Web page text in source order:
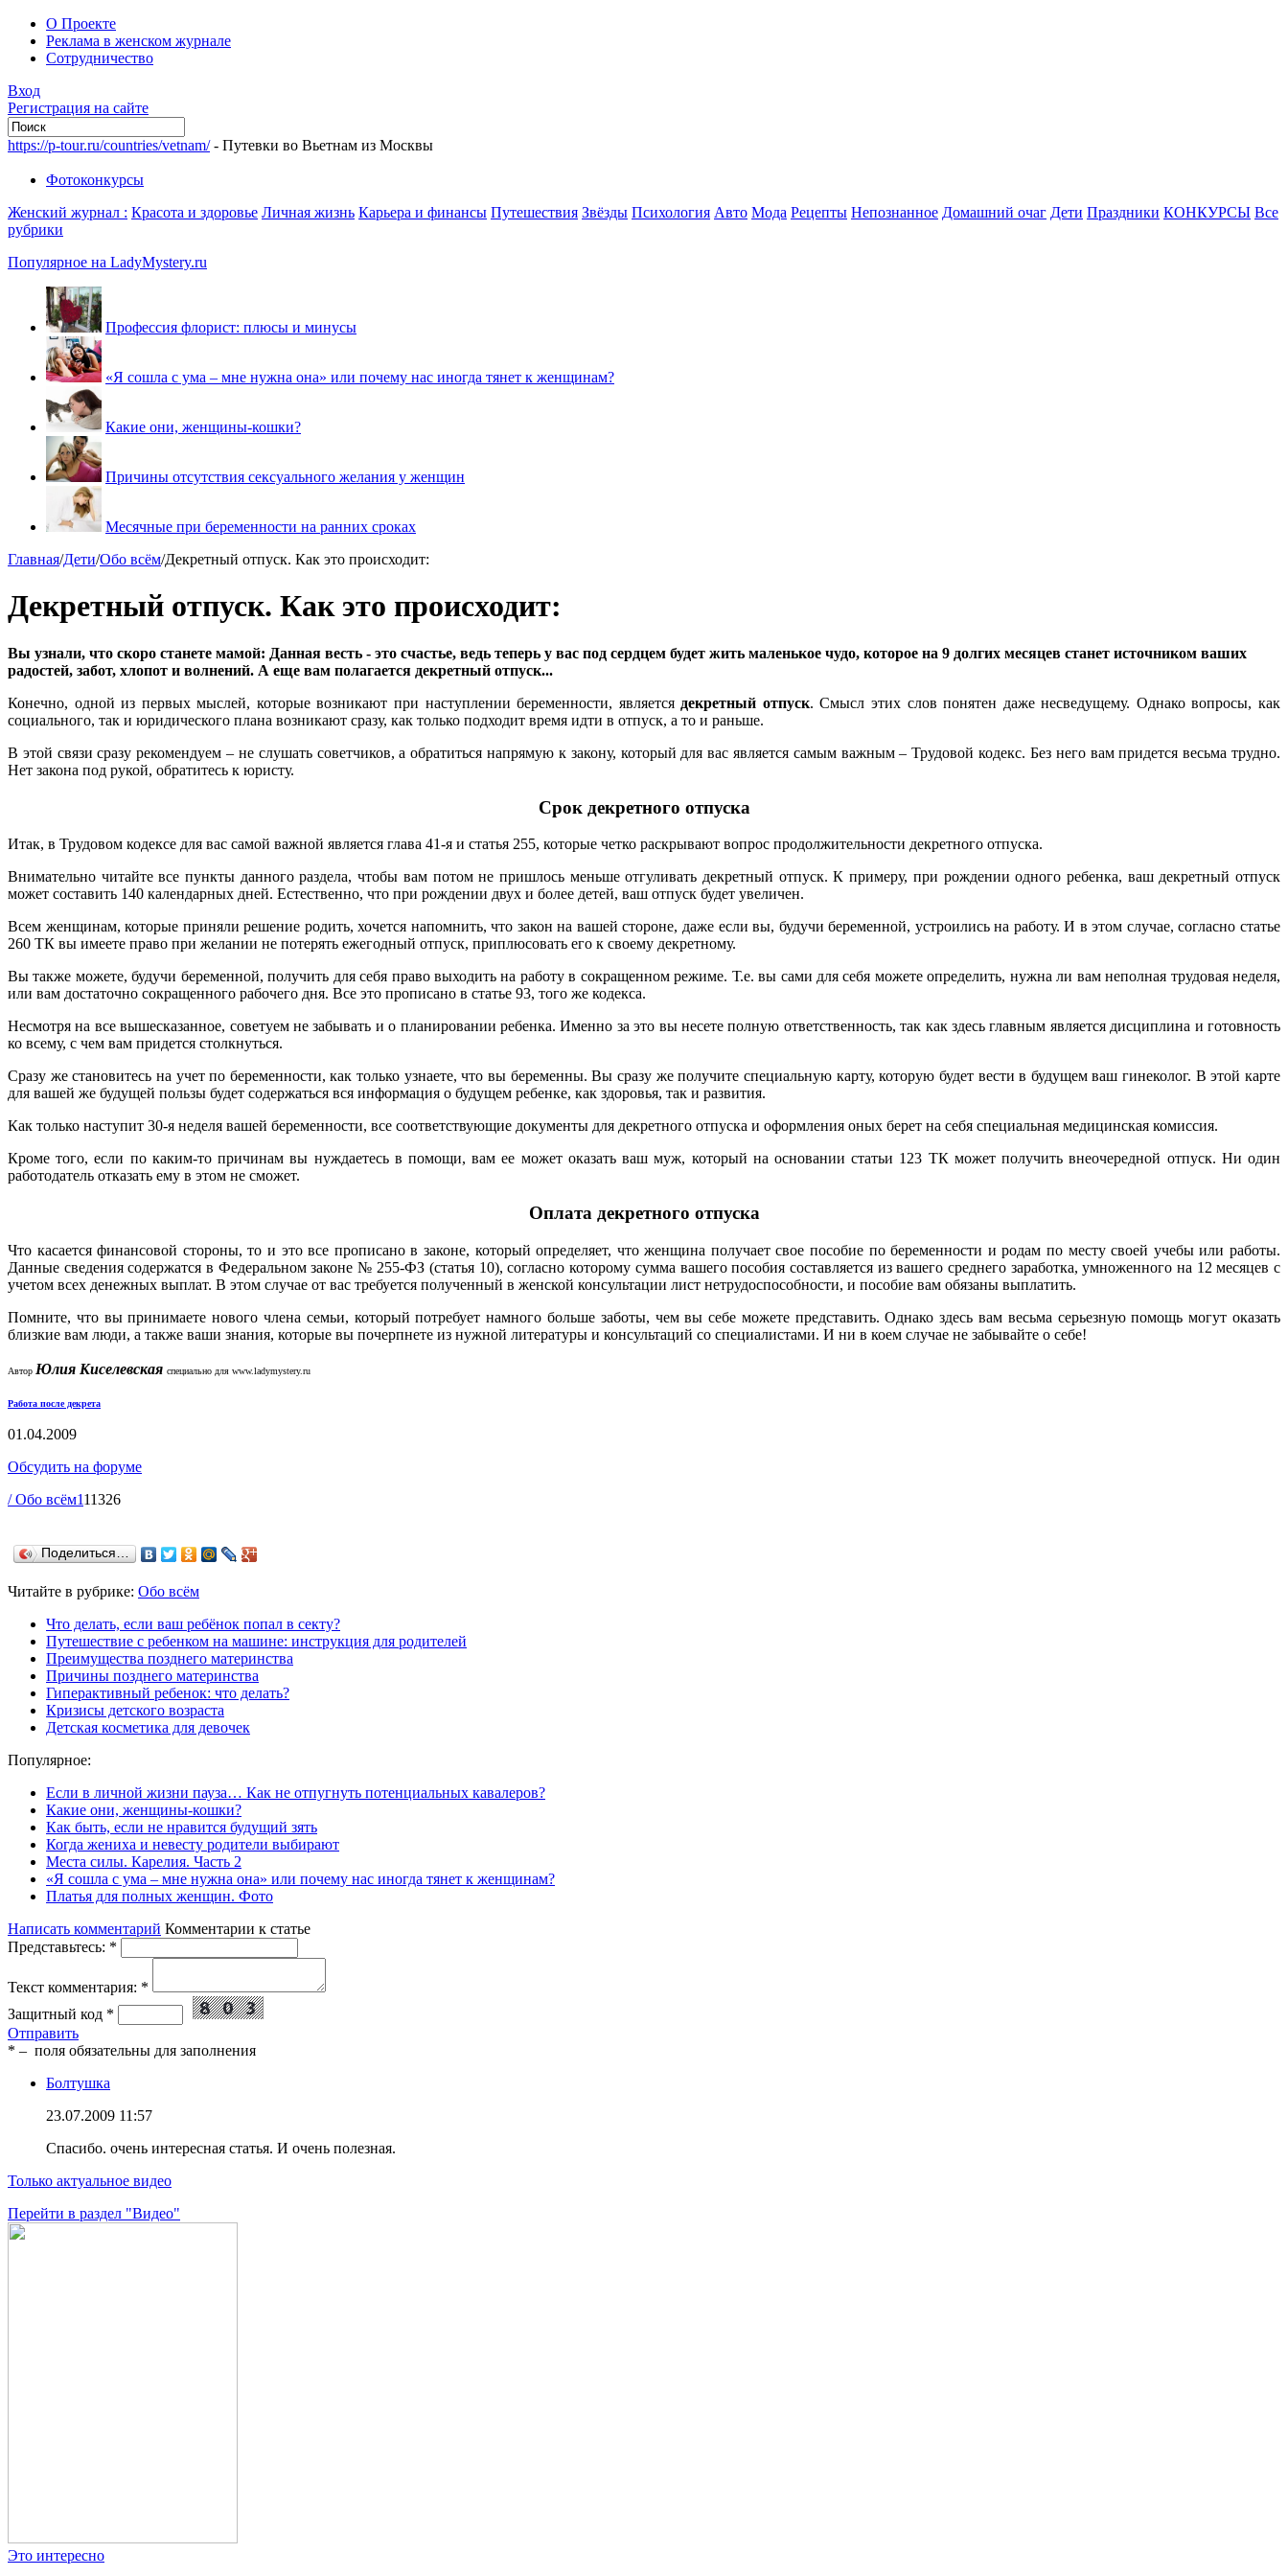
О Проекте
Реклама в женском журнале
Сотрудничество
Вход
Регистрация на сайте
https://p-tour.ru/countries/vetnam/- Путевки во Вьетнам из Москвы
Фотоконкурсы
Женский журнал : Красота и здоровье Личная жизнь Карьера и финансы Путешествия Звёзды Психология Авто Мода Рецепты Непознанное Домашний очаг Дети Праздники КОНКУРСЫ Все
рубрики
Популярное на LadyMystery.ru
Профессия флорист: плюсы и минусы
«Я сошла с ума – мне нужна она» или почему нас иногда тянет к женщинам?
Какие они, женщины-кошки?
Причины отсутствия сексуального желания у женщин
Месячные при беременности на ранних сроках
Главная/Дети/Обо всём/Декретный отпуск. Как это происходит:
Декретный отпуск. Как это происходит:
Вы узнали, что скоро станете мамой: Данная весть - это счастье, ведь теперь у вас под сердцем будет жить маленькое чудо, которое на 9 долгих месяцев станет источником ваших
радостей, забот, хлопот и волнений. А еще вам полагается декретный отпуск...
Конечно, одной из первых мыслей, которые возникают при наступлении беременности, является декретный отпуск. Смысл этих слов понятен даже несведущему. Однако вопросы, как
социального, так и юридического плана возникают сразу, как только подходит время идти в отпуск, а то и раньше.
В этой связи сразу рекомендуем – не слушать советчиков, а обратиться напрямую к закону, который для вас является самым важным – Трудовой кодекс. Без него вам придется весьма трудно.
Нет закона под рукой, обратитесь к юристу.
Срок декретного отпуска
Итак, в Трудовом кодексе для вас самой важной является глава 41-я и статья 255, которые четко раскрывают вопрос продолжительности декретного отпуска.
Внимательно читайте все пункты данного раздела, чтобы вам потом не пришлось меньше отгуливать декретный отпуск. К примеру, при рождении одного ребенка, ваш декретный отпуск
может составить 140 календарных дней. Естественно, что при рождении двух и более детей, ваш отпуск будет увеличен.
Всем женщинам, которые приняли решение родить, хочется напомнить, что закон на вашей стороне, даже если вы, будучи беременной, устроились на работу. И в этом случае, согласно статье
260 ТК вы имеете право при желании не потерять ежегодный отпуск, приплюсовать его к своему декретному.
Вы также можете, будучи беременной, получить для себя право выходить на работу в сокращенном режиме. Т.е. вы сами для себя можете определить, нужна ли вам неполная трудовая неделя,
или вам достаточно сокращенного рабочего дня. Все это прописано в статье 93, того же кодекса.
Несмотря на все вышесказанное, советуем не забывать и о планировании ребенка. Именно за это вы несете полную ответственность, так как здесь главным является дисциплина и готовность
ко всему, с чем вам придется столкнуться.
Сразу же становитесь на учет по беременности, как только узнаете, что вы беременны. Вы сразу же получите специальную карту, которую будет вести в будущем ваш гинеколог. В этой карте
для вашей же будущей пользы будет содержаться вся информация о будущем ребенке, как здоровья, так и развития.
Как только наступит 30-я неделя вашей беременности, все соответствующие документы для декретного отпуска и оформления оных берет на себя специальная медицинская комиссия.
Кроме того, если по каким-то причинам вы нуждаетесь в помощи, вам ее может оказать ваш муж, который на основании статьи 123 ТК может получить внеочередной отпуск. Ни один
работодатель отказать ему в этом не сможет.
Оплата декретного отпуска
Что касается финансовой стороны, то и это все прописано в законе, который определяет, что женщина получает свое пособие по беременности и родам по месту своей учебы или работы.
Данные сведения содержатся в Федеральном законе № 255-ФЗ (статья 10), согласно которому сумма вашего пособия составляется из вашего среднего заработка, умноженного на 12 месяцев с
учетом всех денежных выплат. В этом случае от вас требуется полученный в женской консультации лист нетрудоспособности, и пособие вам обязаны выплатить.
Помните, что вы принимаете нового члена семьи, который потребует намного больше заботы, чем вы себе можете представить. Однако здесь вам весьма серьезную помощь могут оказать
близкие вам люди, а также ваши знания, которые вы почерпнете из нужной литературы и консультаций со специалистами. И ни в коем случае не забывайте о себе!
Автор Юлия Киселевская специально для www.ladymystery.ru
Работа после декрета
01.04.2009
Обсудить на форуме
/ Обо всём111326
Поделиться…
Читайте в рубрике: Обо всём
Что делать, если ваш ребёнок попал в секту?
Путешествие с ребенком на машине: инструкция для родителей
Преимущества позднего материнства
Причины позднего материнства
Гиперактивный ребенок: что делать?
Кризисы детского возраста
Детская косметика для девочек
Популярное:
Если в личной жизни пауза… Как не отпугнуть потенциальных кавалеров?
Какие они, женщины-кошки?
Как быть, если не нравится будущий зять
Когда жениха и невесту родители выбирают
Места силы. Карелия. Часть 2
«Я сошла с ума – мне нужна она» или почему нас иногда тянет к женщинам?
Платья для полных женщин. Фото
Написать комментарий Комментарии к статье
Представьтесь: *
Текст комментария: *
Защитный код *
Отправить
* – поля обязательны для заполнения
Болтушка
23.07.2009 11:57
Спасибо. очень интересная статья. И очень полезная.
Только актуальное видео
Перейти в раздел "Видео"
Это интересно